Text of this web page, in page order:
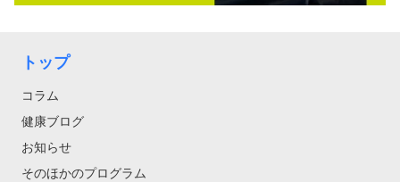
トップ
コラム
健康ブログ
お知らせ
そのほかのプログラム